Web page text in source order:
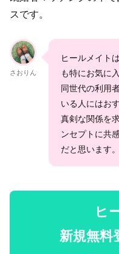
スです。
さおりん
ヒールメイト
も特にお気に
同世代の利用
いる人にはお
真剣な関係を
ンセプトに共
だと思います。
ヒ
新規無料